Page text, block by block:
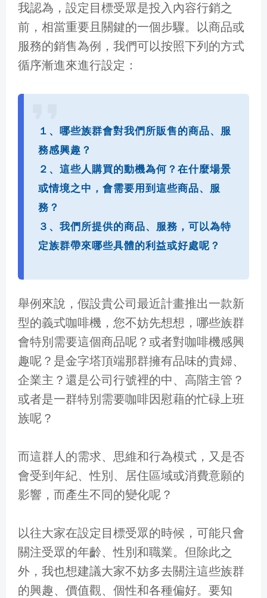
我認為，設定目標受眾是投入內容行銷之
前，相當重要且關鍵的一個步驟。以商品或
服務的銷售為例，我們可以按照下列的方式
循序漸進來進行設定：
１、哪些族群會對我們所販售的商品、服
務感興趣？
２、這些人購買的動機為何？在什麼場景
或情境之中，會需要用到這些商品、服
務？
３、我們所提供的商品、服務，可以為特
定族群帶來哪些具體的利益或好處呢？
舉例來說，假設貴公司最近計畫推出一款新
型的義式咖啡機，您不妨先想想，哪些族群
會特別需要這個商品呢？或者對咖啡機感興
趣呢？是金字塔頂端那群擁有品味的貴婦、
企業主？還是公司行號裡的中、高階主管？
或者是一群特別需要咖啡因慰藉的忙碌上班
族呢？
而這群人的需求、思維和行為模式，又是否
會受到年紀、性別、居住區域或消費意願的
影響，而產生不同的變化呢？
以往大家在設定目標受眾的時候，可能只會
關注受眾的年齡、性別和職業。但除此之
外，我也想建議大家不妨多去關注這些族群
的興趣、價值觀、個性和各種偏好。要知